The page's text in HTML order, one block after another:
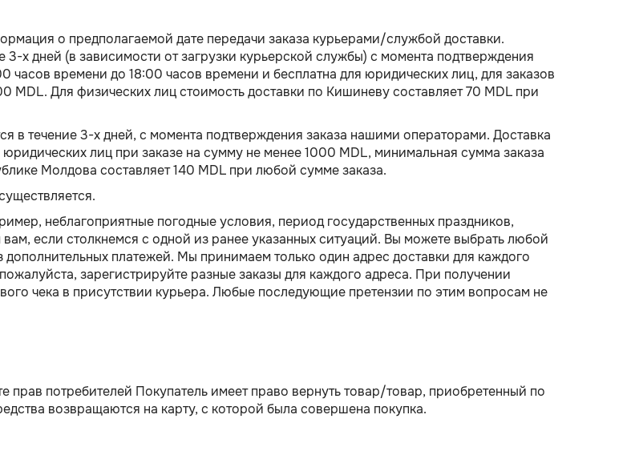
о предполагаемой дате передачи заказа курьерами/службой доставки.
х дней (в зависимости от загрузки курьерской службы) с момента подтверждения
времени до 18:00 часов времени и бесплатна для юридических лиц, для заказов
Для физических лиц стоимость доставки по Кишиневу составляет 70 MDL при
в течение 3-х дней, с момента подтверждения заказа нашими операторами. Доставка
лиц при заказе на сумму не менее 1000 MDL, минимальная сумма заказа
Молдова составляет 140 MDL при любой сумме заказа.
неблагоприятные погодные условия, период государственных праздников,
если столкнемся с одной из ранее указанных ситуаций. Вы можете выбрать любой
платежей. Мы принимаем только один адрес доставки для каждого
зарегистрируйте разные заказы для каждого адреса. При получении
чека в присутствии курьера. Любые последующие претензии по этим вопросам не
потребителей Покупатель имеет право вернуть товар/товар, приобретенный по
возвращаются на карту, с которой была совершена покупка.